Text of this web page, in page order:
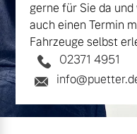
gerne für Sie da
auch einen Termin
Fahrzeuge selbst
02371 4951